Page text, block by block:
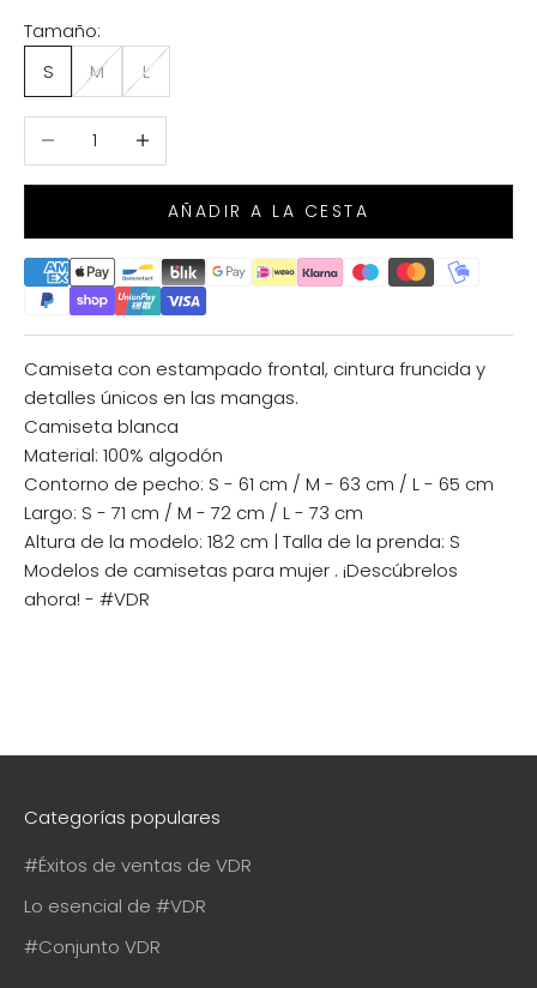
Tamaño:
S
M L
Reducir cantidadAumentar cantidad
AÑADIR A LA CESTA
Camiseta con estampado frontal, cintura fruncida y
detalles únicos en las mangas.
Camiseta blanca
Material: 100% algodón
Contorno de pecho: S - 61 cm / M - 63 cm / L - 65 cm
Largo: S - 71 cm / M - 72 cm / L - 73 cm
Altura de la modelo: 182 cm | Talla de la prenda: S
Modelos de camisetas para mujer . ¡Descúbrelos
ahora! - #VDR
Categorías populares
#Éxitos de ventas de VDR
Lo esencial de #VDR
#Conjunto VDR